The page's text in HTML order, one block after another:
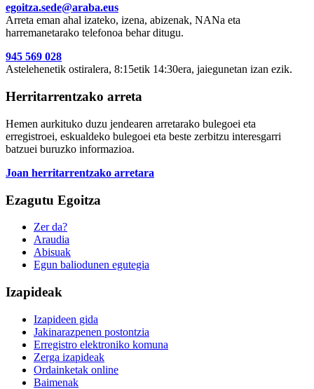
egoitza.sede@araba.eus
Arreta eman ahal izateko, izena, abizenak, NANa eta
harremanetarako telefonoa behar ditugu.
945 569 028
Astelehenetik ostiralera, 8:15etik 14:30era, jaiegunetan izan ezik.
Herritarrentzako arreta
Hemen aurkituko duzu jendearen arretarako bulegoei eta
erregistroei, eskualdeko bulegoei eta beste zerbitzu interesgarri
batzuei buruzko informazioa.
Joan herritarrentzako arretara
Ezagutu Egoitza
Zer da?
Araudia
Abisuak
Egun baliodunen egutegia
Izapideak
Izapideen gida
Jakinarazpenen postontzia
Erregistro elektroniko komuna
Zerga izapideak
Ordainketak online
Baimenak